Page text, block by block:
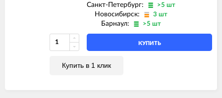
Санкт-Петербург: >5 шт
Новосибирск: 3 шт
Барнаул: >5 шт
КУПИТЬ
Купить в 1 клик